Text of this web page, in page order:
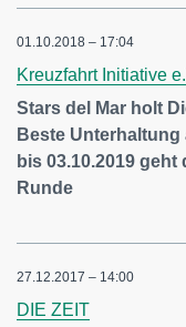
01.10.2018 – 17:04
Kreuzfahrt Initiative
Stars del Mar holt
Beste Unterhaltung
bis 03.10.2019
Runde
27.12.2017 – 14:00
DIE ZEIT